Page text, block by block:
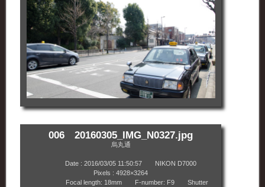
006 20160305_IMG_N0327.jpg
烏丸通
Date : 2016/03/05 11:50:57 NIKON D7000
Pixels : 4928×3264
Focal length: 18mm F-number: F9 Shutter